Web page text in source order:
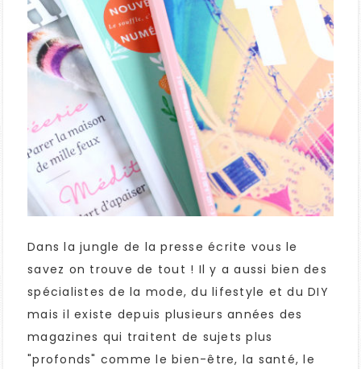
Dans la jungle de la presse écrite vous le
savez on trouve de tout ! Il y a aussi bien des
spécialistes de la mode, du lifestyle et du DIY
mais il existe depuis plusieurs années des
magazines qui traitent de sujets plus
"profonds" comme le bien-être, la santé, le